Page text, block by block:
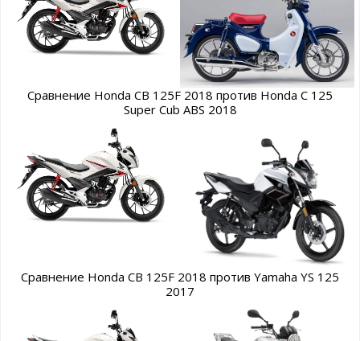
Сравнение Honda CB 125F 2018 против Honda C 125
Super Cub ABS 2018
Сравнение Honda CB 125F 2018 против Yamaha YS 125
2017